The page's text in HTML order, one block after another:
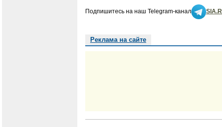
Подпишитесь на наш Telegram-канал
Реклама на сайте